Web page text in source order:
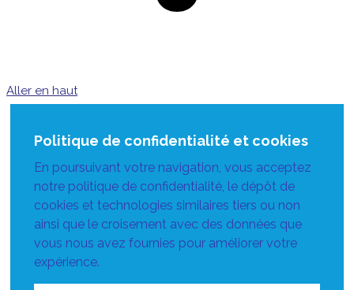
Aller en haut
Politique de confidentialité et cookies
En poursuivant votre navigation, vous acceptez
notre politique de confidentialité, le dépôt de
cookies et technologies similaires tiers ou non
ainsi que le croisement avec des données que
vous nous avez fournies pour améliorer votre
expérience.